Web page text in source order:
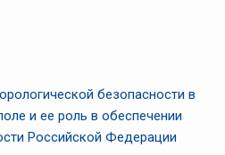
безопасности в
и ее роль в обеспечении
Российской Федерации